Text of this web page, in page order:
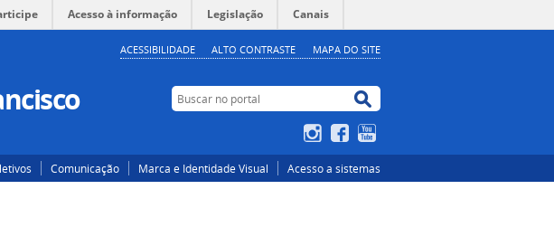
Acesso à informação Legislação Canais
ACESSIBILIDADE ALTO CONTRASTE MAPA DO SITE
Buscar no portal
Buscar no portal
InstagramFacebook
Comunicação Marca e Identidade Visual Acesso a sistemas